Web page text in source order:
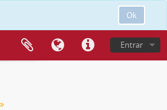
Ok
Entrar